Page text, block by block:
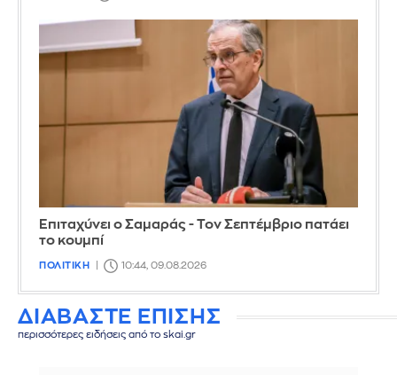
Επιταχύνει ο Σαμαράς - Τον Σεπτέμβριο πατάει
το κουμπί
ΠΟΛΙΤΙΚΗ 10:44, 09.08.2026
ΔΙΑΒΑΣΤΕ ΕΠΙΣΗΣ
περισσότερες ειδήσεις από το skai.gr